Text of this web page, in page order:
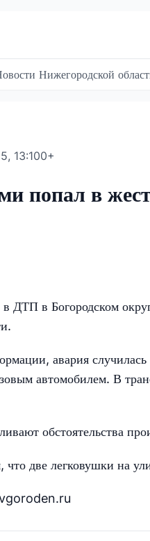
Нижегородской
13:100+
попал в
ДТП в Богородском
авария
автомобилем. В
обстоятельства
две легковушки на